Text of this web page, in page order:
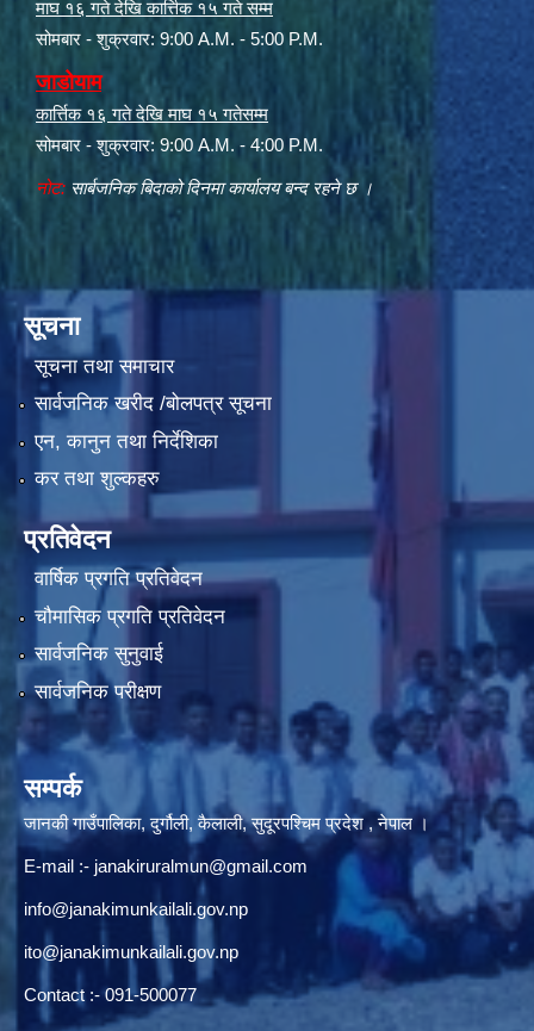
माघ १६ गते देखि कार्त्तिक १५ गते सम्म
सोमबार - शुक्रवार: 9:00 A.M. - 5:00 P.M.
जाडोयाम
कार्त्तिक १६ गते देखि माघ १५ गतेसम्म
सोमबार - शुक्रवार: 9:00 A.M. - 4:00 P.M.
नोट: सार्बजनिक बिदाको दिनमा कार्यालय बन्द रहने छ ।
सूचना
सूचना तथा समाचार
सार्वजनिक खरीद /बोलपत्र सूचना
एन, कानुन तथा निर्देशिका
कर तथा शुल्कहरु
प्रतिवेदन
वार्षिक प्रगति प्रतिवेदन
चौमासिक प्रगति प्रतिवेदन
सार्वजनिक सुनुवाई
सार्वजनिक परीक्षण
सम्पर्क
जानकी गाउँपालिका, दुर्गौली, कैलाली, सुदूरपश्चिम प्रदेश , नेपाल ।
E-mail :- janakiruralmun@gmail.com
info@janakimunkailali.gov.np
ito@janakimunkailali.gov.np
Contact :- 091-500077